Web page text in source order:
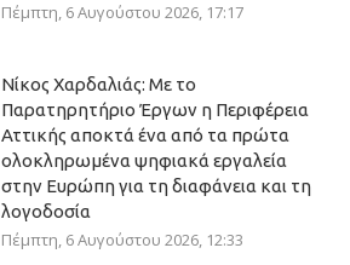
Πέμπτη, 6 Αυγούστου 2026, 17:17
Νίκος Χαρδαλιάς: Με το
Παρατηρητήριο Έργων η Περιφέρεια
Αττικής αποκτά ένα από τα πρώτα
ολοκληρωμένα ψηφιακά εργαλεία
στην Ευρώπη για τη διαφάνεια και τη
λογοδοσία
Πέμπτη, 6 Αυγούστου 2026, 12:33